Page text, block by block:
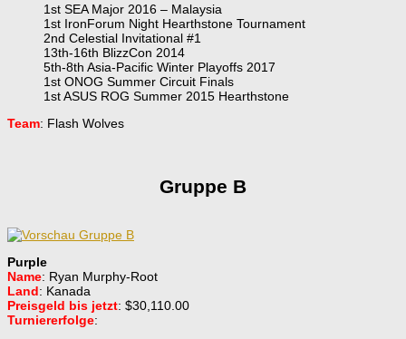
1st SEA Major 2016 – Malaysia
1st IronForum Night Hearthstone Tournament
2nd Celestial Invitational #1
13th-16th BlizzCon 2014
5th-8th Asia-Pacific Winter Playoffs 2017
1st ONOG Summer Circuit Finals
1st ASUS ROG Summer 2015 Hearthstone
Team: Flash Wolves
Gruppe B
Purple
Name: Ryan Murphy-Root
Land: Kanada
Preisgeld bis jetzt: $30,110.00
Turniererfolge: